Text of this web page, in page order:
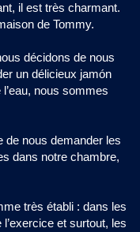
il est très charmant.
de Tommy.
décidons de nous
un délicieux jamón
nous sommes
de nous demander les
dans notre chambre,
très établi : dans les
et surtout, les